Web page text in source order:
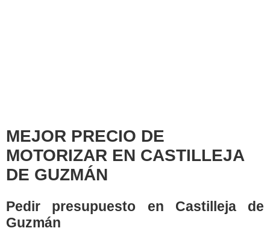
MEJOR PRECIO DE
MOTORIZAR EN CASTILLEJA
DE GUZMÁN
Pedir presupuesto en Castilleja de
Guzmán